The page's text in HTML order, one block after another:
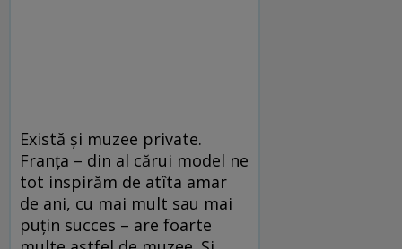
Există şi muzee private.
Franţa – din al cărui model ne
tot inspirăm de atîta amar
de ani, cu mai mult sau mai
puţin succes – are foarte